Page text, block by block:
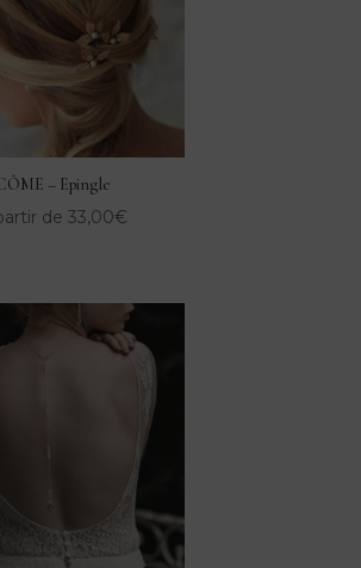
– Epingle
de33,00€